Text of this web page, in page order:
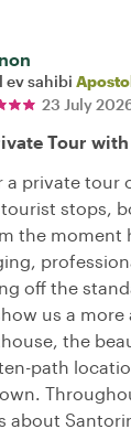
ev sahibi
23 July
Tour
a private tour
stops,
the moment
off the
us a
the
path